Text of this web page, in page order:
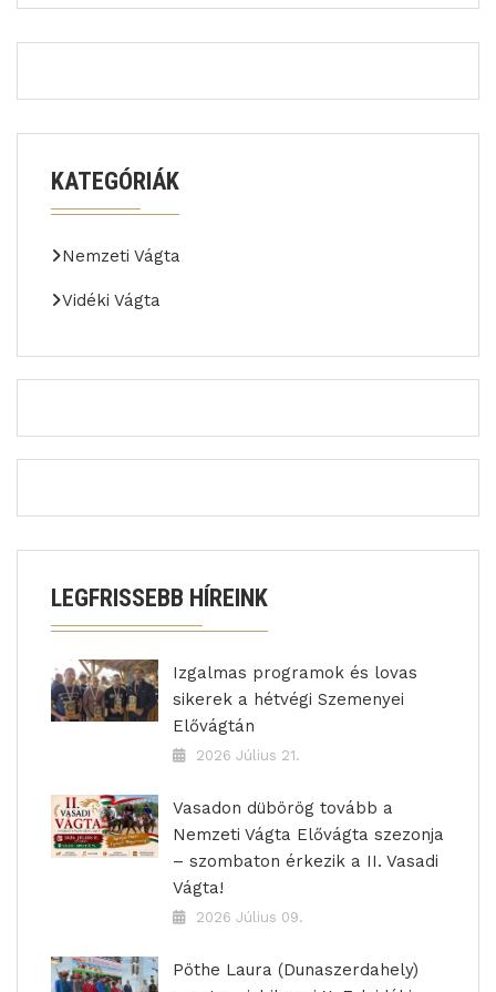
KATEGÓRIÁK
Nemzeti Vágta
Vidéki Vágta
LEGFRISSEBB HÍREINK
Izgalmas programok és lovas
sikerek a hétvégi Szemenyei
Elővágtán
2026 Július 21.
Vasadon dübörög tovább a
Nemzeti Vágta Elővágta szezonja
– szombaton érkezik a II. Vasadi
Vágta!
2026 Július 09.
Pöthe Laura (Dunaszerdahely)